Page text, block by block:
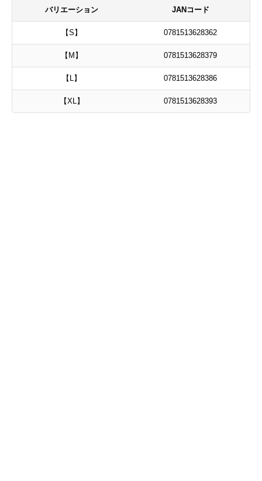
バリエーション JANコード
【S】 0781513628362
【M】 0781513628379
【L】 0781513628386
【XL】 0781513628393